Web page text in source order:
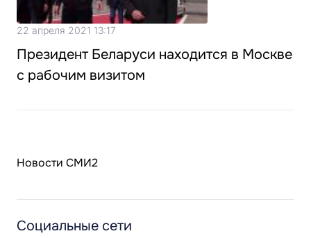
22 апреля 2021 13:17
Президент Беларуси находится в Москве
с рабочим визитом
Новости СМИ2
Социальные сети